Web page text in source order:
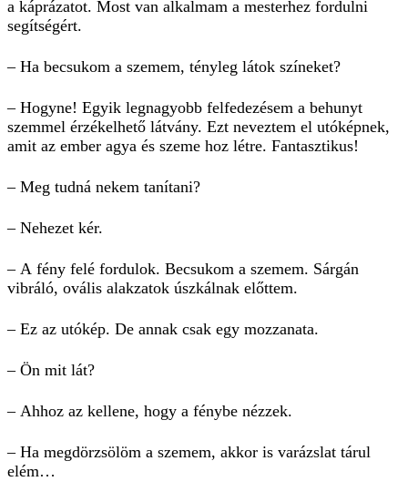
a káprázatot. Most van alkalmam a mesterhez fordulni
segítségért.
– Ha becsukom a szemem, tényleg látok színeket?
– Hogyne! Egyik legnagyobb felfedezésem a behunyt
szemmel érzékelhető látvány. Ezt neveztem el utóképnek,
amit az ember agya és szeme hoz létre. Fantasztikus!
– Meg tudná nekem tanítani?
– Nehezet kér.
– A fény felé fordulok. Becsukom a szemem. Sárgán
vibráló, ovális alakzatok úszkálnak előttem.
– Ez az utókép. De annak csak egy mozzanata.
– Ön mit lát?
– Ahhoz az kellene, hogy a fénybe nézzek.
– Ha megdörzsölöm a szemem, akkor is varázslat tárul
elém…